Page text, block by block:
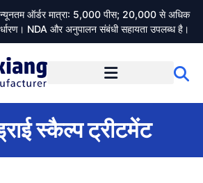
न्यूनतम ऑर्डर मात्रा: 5,000 पीस; 20,000 से अधिक
NDA और अनुपालन संबंधी सहायता उपलब्ध है।
स्कैल्प ट्रीटमेंट